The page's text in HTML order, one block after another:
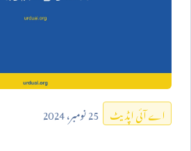
اے آئی اپڈیٹ 25نومبر،2024